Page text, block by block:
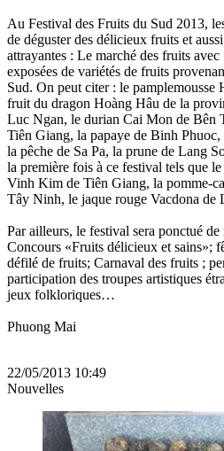
Au Festival des Fruits du Sud 2013,
de déguster des délicieux fruits et
attrayantes : Le marché des fruits
exposées de variétés de fruits
Sud. On peut citer : le
fruit du dragon Hoàng Hâu de la
Luc Ngan, le durian Cai Mon de Bên
Tiên Giang, la papaye de Binh
la pêche de Sa Pa, la prune de Lang
la première fois à ce festival tels que
Vinh Kim de Tiên Giang, la pomme-
Tây Ninh, le jaque rouge Vacdona de
Par ailleurs, le festival sera ponctué de
Concours «Fruits délicieux et sains»;
défilé de fruits; Carnaval des fruits ;
participation des troupes artistiques
jeux folkloriques…
Phuong Mai
22/05/2013 10:49
Nouvelles